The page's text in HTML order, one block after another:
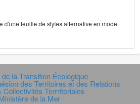
d'une feuille de styles alternative en mode
la Transition Écologique
des Territoires et des Relations
Collectivités Terrritoriales
de la Mer